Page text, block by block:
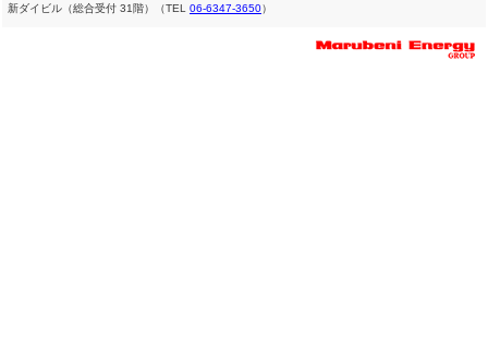
新ダイビル（総合受付 31階）（TEL 06-6347-3650）